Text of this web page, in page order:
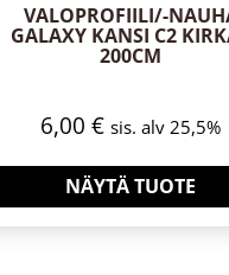
VALOPROFIILI/-
GALAXY KANSI C2
200CM
6,00€ sis. alv 25,5%
NÄYTÄ TUOTE